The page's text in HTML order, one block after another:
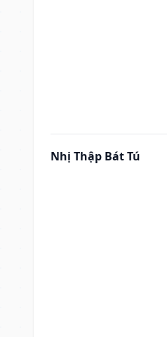
Nhị Thập Bát Tú